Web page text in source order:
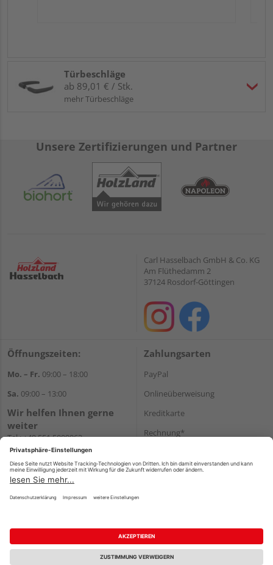
Türbeschläge
ab 89,01 € / Stk.
mehr Türbeschläge
Unsere Zertifizierungen und Partner
Carl Hasselbach GmbH & Co. KG
Am Flüthedamm 2
37124 Rosdorf-Göttingen
Öffnungszeiten:
Mo. – Fr. 09:00 – 18:00
Sa. 09:00 – 13:00
Wir helfen Ihnen gerne
weiter
Tel.:+49 551 5009963
E-Mail:shop@holzland-
hasselbach.de
Zahlungsarten
PayPal
Onlineüberweisung
Kreditkarte
Rechnung*
Versand
Impressum AGB Widerruf
Datenschutz
Reservierungsbedingungen
Vertrag widerrufen